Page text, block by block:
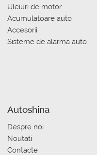
Uleiuri de motor
Acumulatoare auto
Accesorii
Sisteme de alarma auto
Autoshina
Despre noi
Noutati
Contacte